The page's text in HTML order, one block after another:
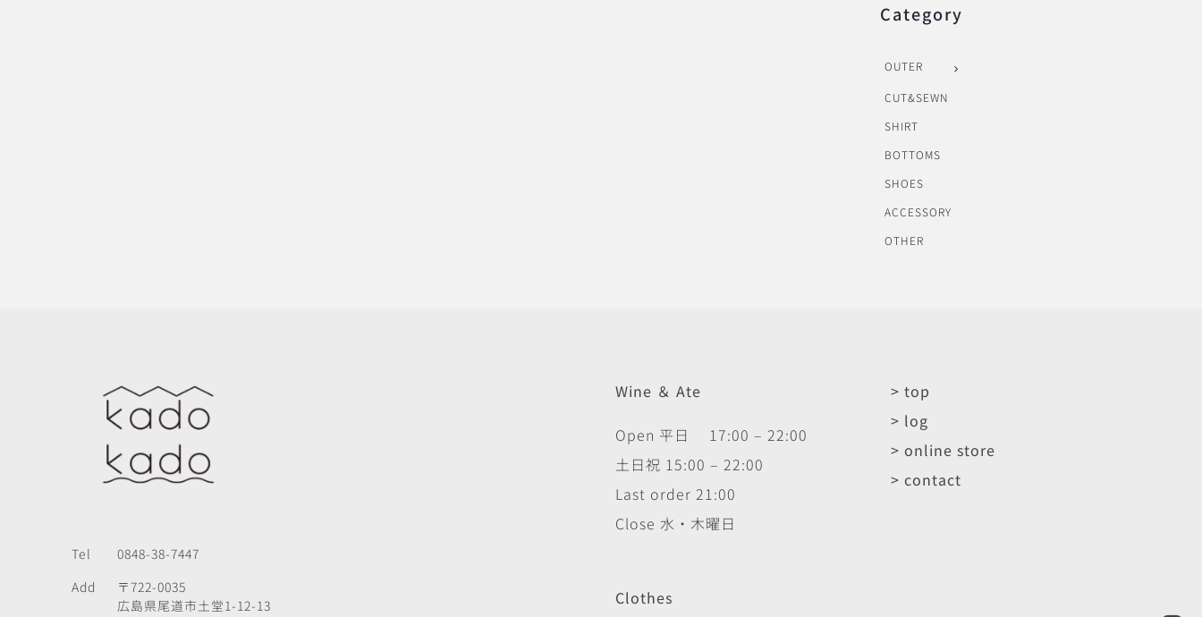
Category
OUTER
CUT&SEWN
SHIRT
BOTTOMS
SHOES
ACCESSORY
OTHER
Tel
0848-38-7447
Add
〒722-0035
広島県尾道市土堂1-12-13
Wine ＆ Ate
Open 平日 17:00 – 22:00
土日祝 15:00 – 22:00
Last order 21:00
Close 水・木曜日
Clothes
> top
> log
> online store
> contact